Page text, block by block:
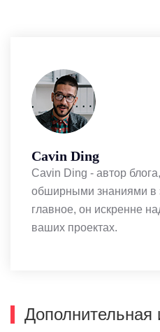
Cavin Ding
Cavin Ding - автор
обширными знаниями в
главное, он искренне
ваших проектах.